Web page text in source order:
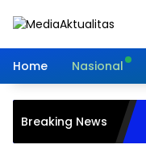
Home
Nasional
Breaking News
di Padang
Dugaan
Polisi